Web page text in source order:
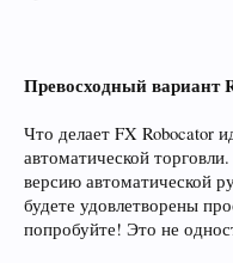
Превосходный вариант
Что делает FX Robocator
автоматической
версию автоматической
будете удовлетворены
попробуйте! Это не